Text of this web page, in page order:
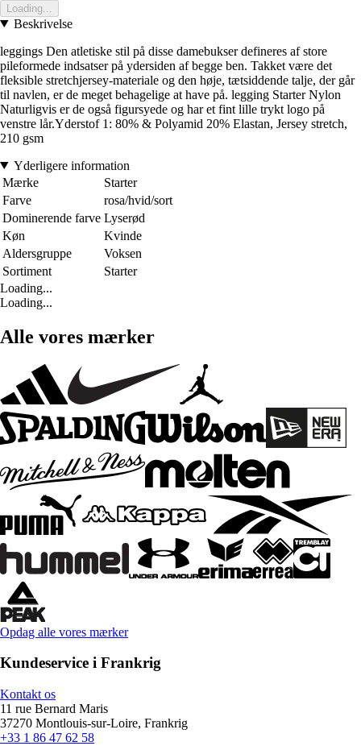
Loading...
Beskrivelse
leggings Den atletiske stil på disse damebukser defineres af store
pileformede indsatser på ydersiden af begge ben. Takket være det
fleksible stretchjersey-materiale og den høje, tætsiddende talje, der går
til navlen, er de meget behagelige at have på. legging Starter Nylon
Naturligvis er de også figursyede og har et fint lille trykt logo på
venstre lår.Yderstof 1: 80% & Polyamid 20% Elastan, Jersey stretch,
210 gsm
Yderligere information
Mærke
Starter
Farve
rosa/hvid/sort
Dominerende farve Lyserød
Køn
Kvinde
Aldersgruppe
Voksen
Sortiment
Starter
Loading...
Loading...
Alle vores mærker
Opdag alle vores mærker
Kundeservice i Frankrig
Kontakt os
11 rue Bernard Maris
37270 Montlouis-sur-Loire, Frankrig
+33 1 86 47 62 58